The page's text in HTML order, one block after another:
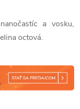
a vosku,
octová.